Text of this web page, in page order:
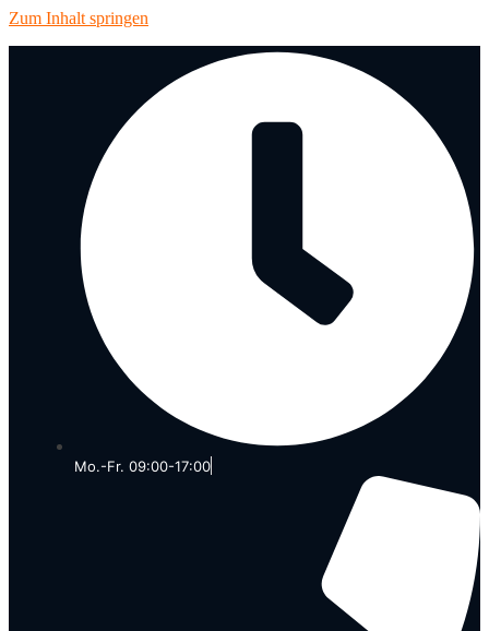
Zum Inhalt springen
Mo.-Fr. 09:00-17:00